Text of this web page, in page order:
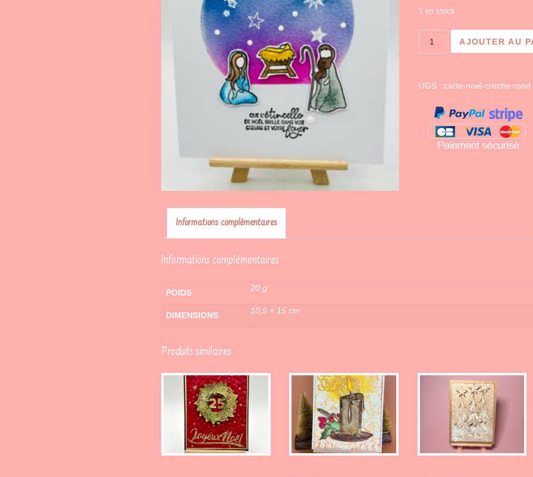
1 en stock
de
AJOUTER AU
UGS :carte-noel-creche-rond
Informations complémentaires
Informations complémentaires
POIDS 20 g
DIMENSIONS 10,5 × 15 cm
Produits similaires